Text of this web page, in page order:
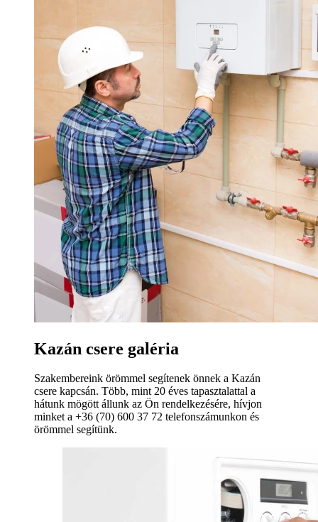
Kazán csere galéria
Szakembereink örömmel segítenek önnek a Kazán
csere kapcsán. Több, mint 20 éves tapasztalattal a
hátunk mögött állunk az Ön rendelkezésére, hívjon
minket a +36 (70) 600 37 72 telefonszámunkon és
örömmel segítünk.